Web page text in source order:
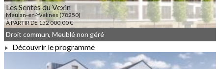
Les Sentes du Vexin
Meulan-en-Yvelines (78250)
À PARTIR DE 152 000,00 €
Droit commun, Meublé non géré
Découvrir le programme